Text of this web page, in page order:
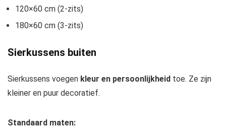
120×60 cm (2-zits)
180×60 cm (3-zits)
Sierkussens buiten
Sierkussens voegen kleur en persoonlijkheid toe. Ze zijn
kleiner en puur decoratief.
Standaard maten: